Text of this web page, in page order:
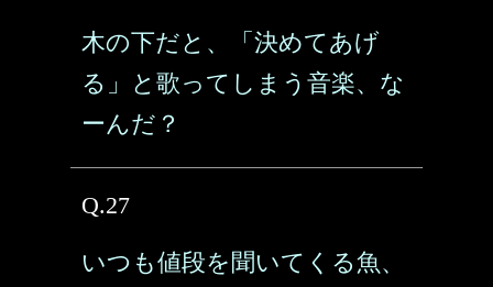
木の下だと、「決めてあげ
る」と歌ってしまう音楽、な
ーんだ？
Q.27
いつも値段を聞いてくる魚、